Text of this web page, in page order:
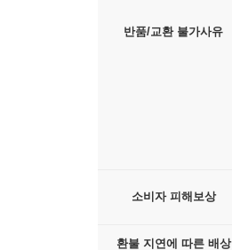
반품/교환 불가사유
소비자 피해보상
환불 지연에 따른 배상